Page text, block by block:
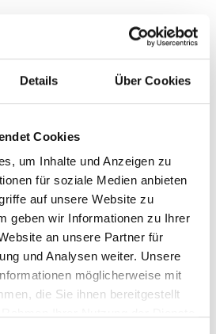
Details Über Cookies
Cookies
um Inhalte und Anzeigen zu
für soziale Medien anbieten
auf unsere Website zu
geben wir Informationen zu Ihrer
an unsere Partner für
und Analysen weiter. Unsere
möglicherweise mit
die Sie ihnen bereitgestellt
Uhr am Vortag unter +39 0473
Kastelbell, online oder bei
- Kastelbell-Tschars
Tschars